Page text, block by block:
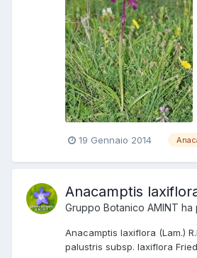
19 Gennaio 2014
Anacamptis
Gruppo Botanico AMINT ha
Anacamptis laxiflora (Lam.)
palustris subsp. laxiflora